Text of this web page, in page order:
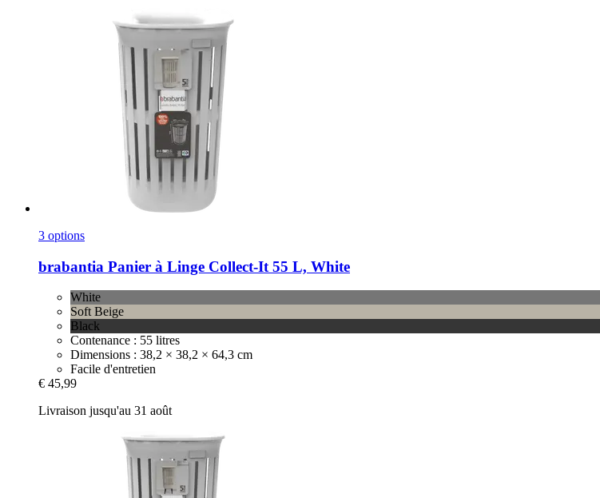
3 options
brabantia Panier à Linge Collect-​It 55 L, White
White
Soft Beige
Black
Contenance : 55 litres
Dimensions : 38,2 × 38,2 × 64,3 cm
Facile d'entretien
€ 45,99
Livraison jusqu'au 31 août